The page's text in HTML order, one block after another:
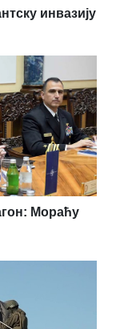
инвазију
Мораћу